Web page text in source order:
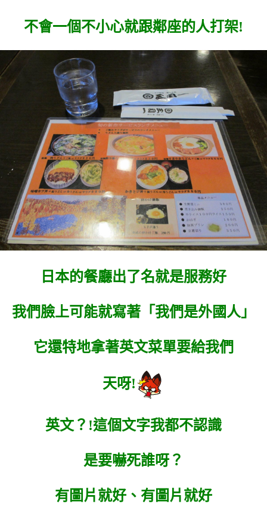
不會一個不小心就跟鄰座的人打架!
日本的餐廳出了名就是服務好
我們臉上可能就寫著「我們是外國人」
它還特地拿著英文菜單要給我們
天呀!
英文？!這個文字我都不認識
是要嚇死誰呀？
有圖片就好、有圖片就好